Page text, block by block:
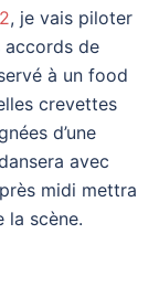
, je vais piloter
accords de
à un food
crevettes
d’une
avec
midi mettra
la scène.